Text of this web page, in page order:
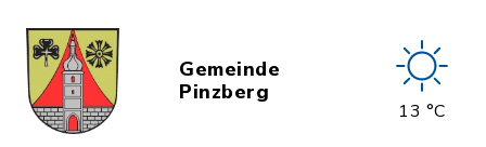
Gemeinde
Pinzberg
13 °C